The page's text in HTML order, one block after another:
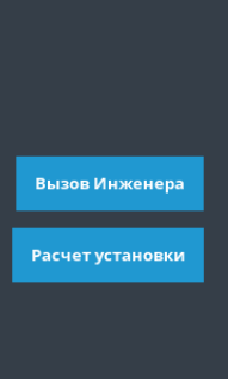
Расчет установки
Вызов Инженера